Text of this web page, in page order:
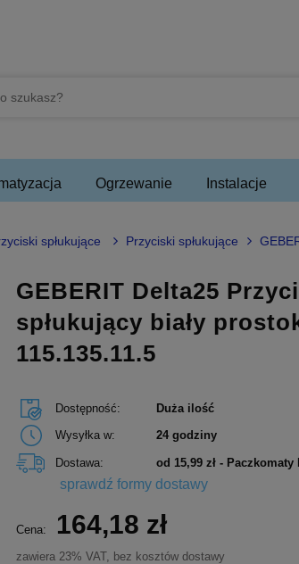
Ogrzewanie Instalacje
spłukujące Przyciski spłukujące
GEBERIT Delta25
spłukujący biały
115.135.11.5
Dostępność:
Duża ilość
Wysyłka w:
24 godziny
Dostawa: od 15,99 zł - Paczkomaty
płatności
sprawdź formy dostawy
Cena: 164,18 zł
zawiera 23% VAT, bez kosztów dostawy